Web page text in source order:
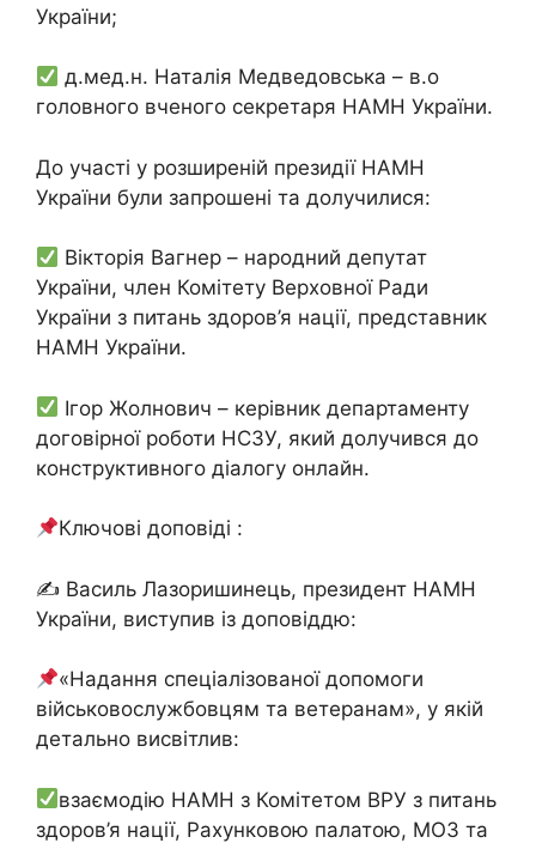
України;
д.мед.н. Наталія Медведовська – в.о
головного вченого секретаря НАМН України.
До участі у розширеній президії НАМН
України були запрошені та долучилися:
Вікторія Вагнер – народний депутат
України, член Комітету Верховної Ради
України з питань здоров’я нації, представник
НАМН України.
Ігор Жолнович – керівник департаменту
договірної роботи НСЗУ, який долучився до
конструктивного діалогу онлайн.
Ключові доповіді :
✍️ Василь Лазоришинець, президент НАМН
України, виступив із доповіддю:
«Надання спеціалізованої допомоги
військовослужбовцям та ветеранам», у якій
детально висвітлив:
взаємодію НАМН з Комітетом ВРУ з питань
здоров’я нації, Рахунковою палатою, МОЗ та